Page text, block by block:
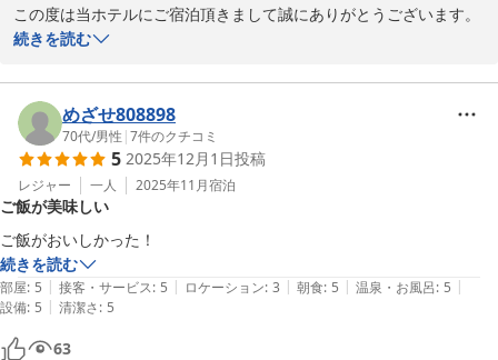
この度は当ホテルにご宿泊頂きまして誠にありがとうございます。
またご多忙の中口コミをお寄せ頂きまして重ねてお礼申し上げま
スタッフの対応に嬉しいお言葉を頂きまして誠にありがとうござい
ます。
スタッフ一同、大きな励みになります、今後もお客様が快適に過ご
して頂けます様スタッフ一同精進して参ります。
お客様のまたのお越しを心よりお待ち申し上げております。
ホテルルートイン恵那
2025-12-10
続きを読む
めざせ808898
70代/男性 |7件のクチコミ
5 2025年12月1日投稿
レジャー 一人 2025年11月宿泊
ご飯が美味しい
続きを読む
部屋: 5 | 接客・サービス: 5 | ロケーション: 3 | 朝食: 5 | 温泉・お風呂: 5 |
設備: 5 | 清潔さ: 5
63